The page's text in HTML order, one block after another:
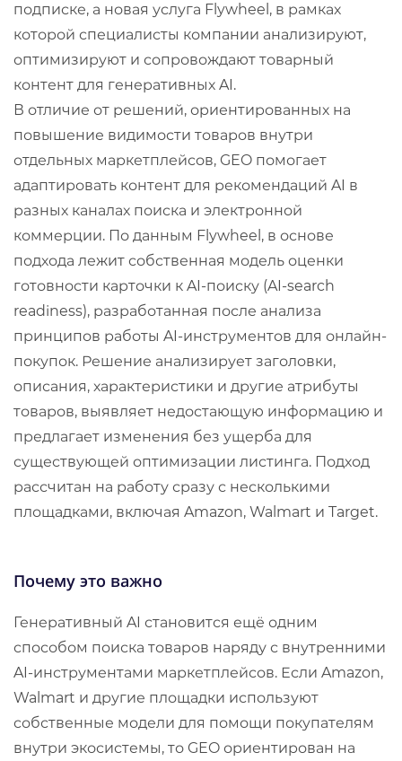
подписке, а новая услуга Flywheel, в рамках
которой специалисты компании анализируют,
оптимизируют и сопровождают товарный
контент для генеративных AI.
В отличие от решений, ориентированных на
повышение видимости товаров внутри
отдельных маркетплейсов, GEO помогает
адаптировать контент для рекомендаций AI в
разных каналах поиска и электронной
коммерции. По данным Flywheel, в основе
подхода лежит собственная модель оценки
готовности карточки к AI-поиску (AI-search
readiness), разработанная после анализа
принципов работы AI-инструментов для онлайн-
покупок. Решение анализирует заголовки,
описания, характеристики и другие атрибуты
товаров, выявляет недостающую информацию и
предлагает изменения без ущерба для
существующей оптимизации листинга. Подход
рассчитан на работу сразу с несколькими
площадками, включая Amazon, Walmart и Target.
Почему это важно
Генеративный AI становится ещё одним
способом поиска товаров наряду с внутренними
AI-инструментами маркетплейсов. Если Amazon,
Walmart и другие площадки используют
собственные модели для помощи покупателям
внутри экосистемы, то GEO ориентирован на